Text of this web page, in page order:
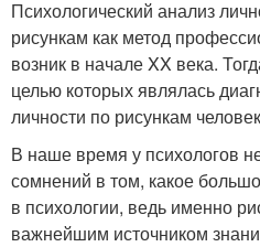
Психологический анализ
рисункам как метод
возник в начале XX века.
целью которых являлась
личности по рисункам
В наше время у психологов
сомнений в том, какое
в психологии, ведь именно
важнейшим источником